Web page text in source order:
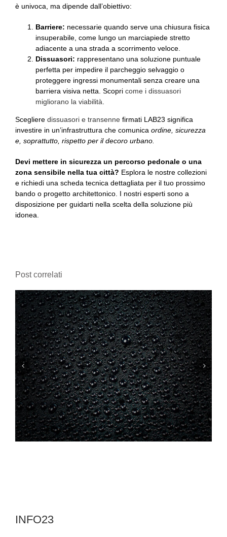
è univoca, ma dipende dall’obiettivo:
Barriere: necessarie quando serve una chiusura fisica
insuperabile, come lungo un marciapiede stretto
adiacente a una strada a scorrimento veloce.
Dissuasori: rappresentano una soluzione puntuale
perfetta per impedire il parcheggio selvaggio o
proteggere ingressi monumentali senza creare una
barriera visiva netta. Scopri come i dissuasori
migliorano la viabilità.
Scegliere dissuasori e transennefirmati LAB23 significa
investire in un’infrastruttura che comunica ordine, sicurezza
e, soprattutto, rispetto per il decoro urbano.
Devi mettere in sicurezza un percorso pedonale o una
zona sensibile nella tua città? Esplora le nostre collezioni
e richiedi una scheda tecnica dettagliata per il tuo prossimo
bando o progetto architettonico. I nostri esperti sono a
disposizione per guidarti nella scelta della soluzione più
idonea.
Post correlati
INFO23